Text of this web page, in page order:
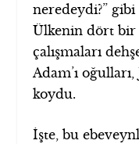
neredeydi?” gibi
Ülkenin dört bir
çalışmaları
Adam’ı oğulları,
koydu.
İşte, bu